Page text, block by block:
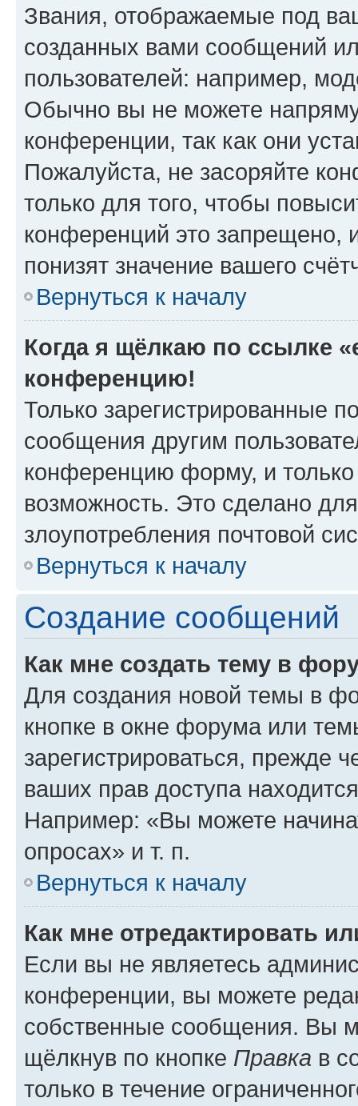
Звания, отображаемые под
созданных вами сообщений
пользователей: например,
Обычно вы не можете
конференции, так как они
Пожалуйста, не засоряйте
только для того, чтобы
конференций это запрещено,
понизят значение вашего
Вернуться к началу
Когда я щёлкаю по ссылке
конференцию!
Только зарегистрированные
сообщения другим
конференцию форму, и
возможность. Это сделано
злоупотребления почтовой
Вернуться к началу
Создание сообщений
Как мне создать тему в
Для создания новой темы в
кнопке в окне форума или
зарегистрироваться, прежде
ваших прав доступа
Например: «Вы можете
опросах» и т. п.
Вернуться к началу
Как мне отредактировать
Если вы не являетесь
конференции, вы можете
собственные сообщения. Вы
щёлкнув по кнопке Правка в
только в течение